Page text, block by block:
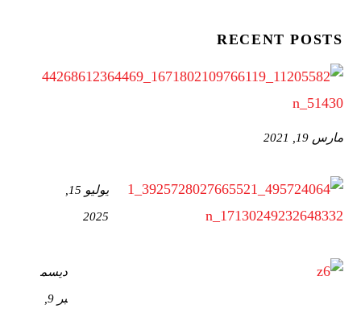
RECENT POSTS
مارس 19, 2021
2025
ديسم